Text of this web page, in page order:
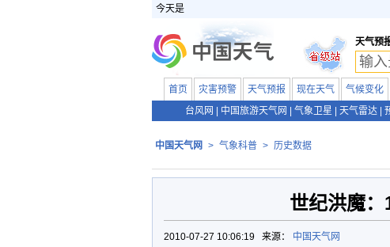
今天是
天气预
首页 灾害预警 天气预报 现在天气 气候变化
台风网
中国旅游天气网 气象卫星 天气雷达
中国天气网 > 气象科普 > 历史数据
世纪洪魔
2010-07-27 10:06:19 来源： 中国天气网